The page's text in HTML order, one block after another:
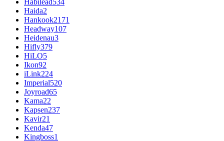
Habilead534
Haida2
Hankook2171
Headway107
Heidenau3
Hifly379
HiLO5
Ikon92
iLink224
Imperial520
Joyroad65
Kama22
Kapsen237
Kavir21
Kenda47
Kingboss1